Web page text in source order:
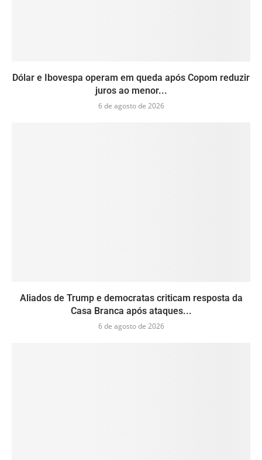
Dólar e Ibovespa operam em queda após Copom reduzir
juros ao menor...
6 de agosto de 2026
Aliados de Trump e democratas criticam resposta da
Casa Branca após ataques...
6 de agosto de 2026